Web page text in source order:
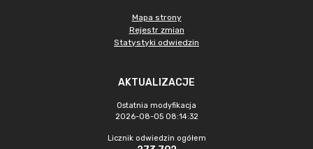
Mapa strony
Rejestr zmian
Statystyki odwiedzin
AKTUALIZACJE
Ostatnia modyfikacja
2026-08-05 08:14:32
Licznik odwiedzin ogółem